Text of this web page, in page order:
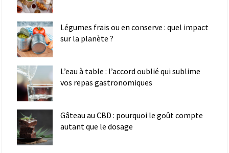
Légumes frais ou en conserve : quel impact
sur la planète ?
L’eau à table : l’accord oublié qui sublime
vos repas gastronomiques
Gâteau au CBD : pourquoi le goût compte
autant que le dosage